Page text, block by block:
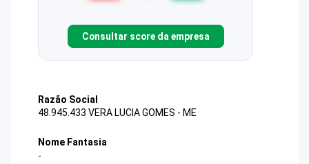
Consultar score da empresa
Razão Social
48.945.433 VERA LUCIA GOMES - ME
Nome Fantasia
-